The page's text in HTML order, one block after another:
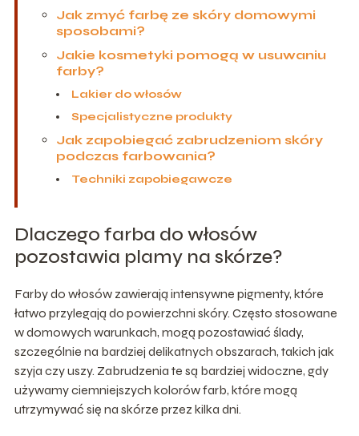
Jak zmyć farbę ze skóry domowymi
sposobami?
Jakie kosmetyki pomogą w usuwaniu
farby?
Lakier do włosów
Specjalistyczne produkty
Jak zapobiegać zabrudzeniom skóry
podczas farbowania?
Techniki zapobiegawcze
Dlaczego farba do włosów
pozostawia plamy na skórze?
Farby do włosów zawierają intensywne pigmenty, które
łatwo przylegają do powierzchni skóry. Często stosowane
w domowych warunkach, mogą pozostawiać ślady,
szczególnie na bardziej delikatnych obszarach, takich jak
szyja czy uszy. Zabrudzenia te są bardziej widoczne, gdy
używamy ciemniejszych kolorów farb, które mogą
utrzymywać się na skórze przez kilka dni.